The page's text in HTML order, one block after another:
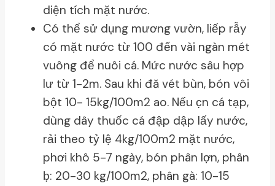
diện tích mặt nước.
Có thể sử dụng mương vườn, liếp rẫy
có mặt nước từ 100 đến vài ngàn mét
vuông để nuôi cá. Mức nước sâu hợp
lư từ 1-2m. Sau khi đă vét bùn, bón vôi
bột 10- 15kg/100m2 ao. Nếu c̣n cá tạp,
dùng dây thuốc cá đập dập lấy nước,
rải theo tỷ lệ 4kg/100m2 mặt nước,
phơi khô 5-7 ngày, bón phân lợn, phân
ḅ: 20-30 kg/100m2, phân gà: 10-15